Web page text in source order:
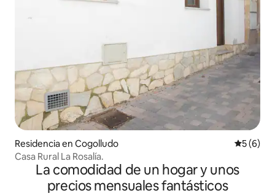
Residencia en Cogolludo
5 (6)
Casa Rural La Rosalía.
La comodidad de un hogar y unos
precios mensuales fantásticos